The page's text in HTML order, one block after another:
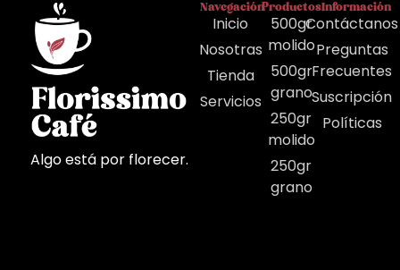
Algo está por florecer.
Navegación
Inicio
Nosotras
Tienda
Servicios
Productos
500gr
molido
500gr
grano
250gr
molido
250gr
grano
Información
Contáctanos
Preguntas
Frecuentes
Suscripción
Políticas